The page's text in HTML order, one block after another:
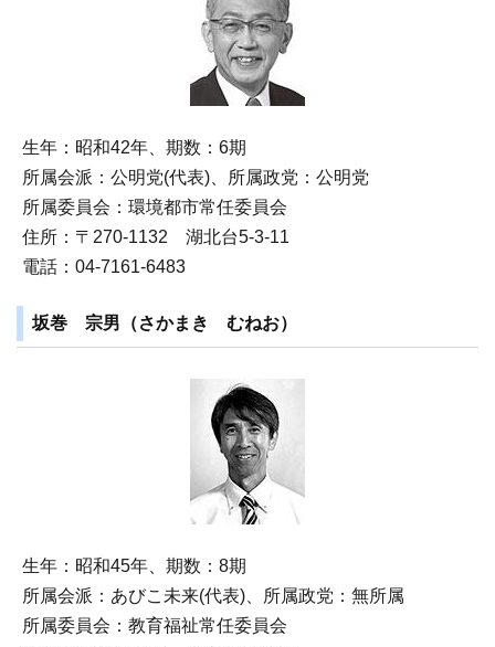
生年：昭和42年、期数：6期
所属会派：公明党(代表)、所属政党：公明党
所属委員会：環境都市常任委員会
住所：〒270‐1132 湖北台5-3-11
電話：04-7161-6483
坂巻 宗男（さかまき むねお）
生年：昭和45年、期数：8期
所属会派：あびこ未来(代表)、所属政党：無所属
所属委員会：教育福祉常任委員会